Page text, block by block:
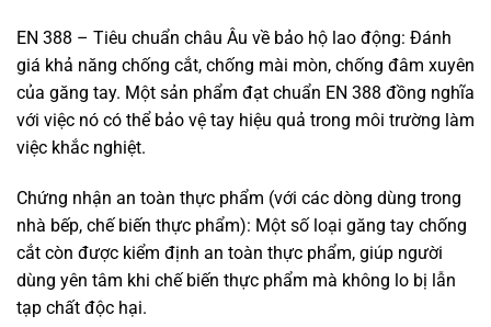
EN 388 – Tiêu chuẩn châu Âu về bảo hộ lao động: Đánh
giá khả năng chống cắt, chống mài mòn, chống đâm xuyên
của găng tay. Một sản phẩm đạt chuẩn EN 388 đồng nghĩa
với việc nó có thể bảo vệ tay hiệu quả trong môi trường làm
việc khắc nghiệt.
Chứng nhận an toàn thực phẩm (với các dòng dùng trong
nhà bếp, chế biến thực phẩm): Một số loại găng tay chống
cắt còn được kiểm định an toàn thực phẩm, giúp người
dùng yên tâm khi chế biến thực phẩm mà không lo bị lẫn
tạp chất độc hại.